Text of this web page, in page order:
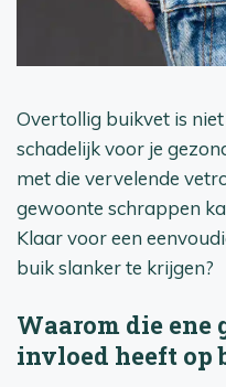
Overtollig buikvet is
schadelijk voor je
met die vervelende
gewoonte schrappen
Klaar voor een
buik slanker te krijgen?
Waarom die ene
invloed heeft op